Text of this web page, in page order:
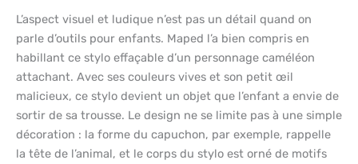
L’aspect visuel et ludique n’est pas un détail quand on
parle d’outils pour enfants. Maped l’a bien compris en
habillant ce stylo effaçable d’un personnage caméléon
attachant. Avec ses couleurs vives et son petit œil
malicieux, ce stylo devient un objet que l’enfant a envie de
sortir de sa trousse. Le design ne se limite pas à une simple
décoration : la forme du capuchon, par exemple, rappelle
la tête de l’animal, et le corps du stylo est orné de motifs